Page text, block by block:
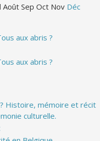
Août Sep Oct Nov Déc
aux abris ?
aux abris ?
Histoire, mémoire et récit
culturelle.